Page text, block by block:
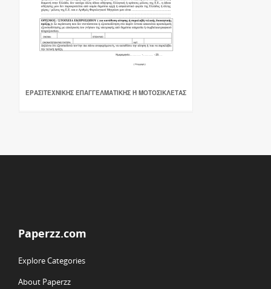
ΕΡΑΣΙΤΕΧΝΙΚΗΣ ΕΠΑΓΓΕΛΜΑΤΙΚΗΣ Ή ΜΟΤΟΣΙΚΛΕΤΑΣ
Paperzz.com
Explore Categories
About Paperzz